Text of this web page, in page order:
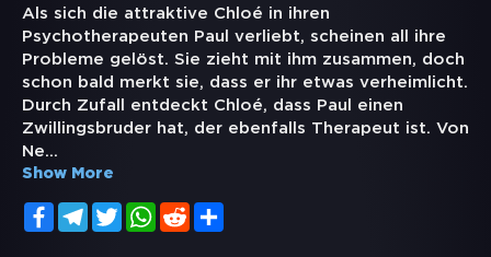
Als sich die attraktive Chloé in ihren
Psychotherapeuten Paul verliebt, scheinen all ihre
Probleme gelöst. Sie zieht mit ihm zusammen, doch
schon bald merkt sie, dass er ihr etwas verheimlicht.
Durch Zufall entdeckt Chloé, dass Paul einen
Zwillingsbruder hat, der ebenfalls Therapeut ist. Von
Ne...
Show More
FacebookTelegramTwitterWhatsApp
Reddit